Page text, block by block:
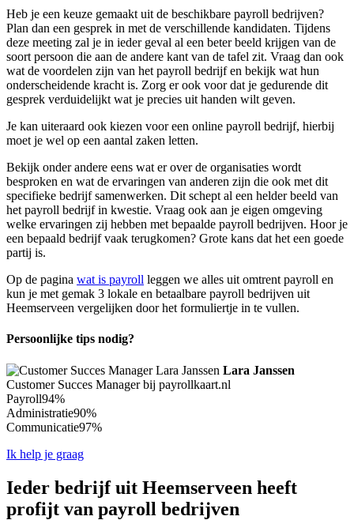
Heb je een keuze gemaakt uit de beschikbare payroll bedrijven?
Plan dan een gesprek in met de verschillende kandidaten. Tijdens
deze meeting zal je in ieder geval al een beter beeld krijgen van de
soort persoon die aan de andere kant van de tafel zit. Vraag dan ook
wat de voordelen zijn van het payroll bedrijf en bekijk wat hun
onderscheidende kracht is. Zorg er ook voor dat je gedurende dit
gesprek verduidelijkt wat je precies uit handen wilt geven.
Je kan uiteraard ook kiezen voor een online payroll bedrijf, hierbij
moet je wel op een aantal zaken letten.
Bekijk onder andere eens wat er over de organisaties wordt
besproken en wat de ervaringen van anderen zijn die ook met dit
specifieke bedrijf samenwerken. Dit schept al een helder beeld van
het payroll bedrijf in kwestie. Vraag ook aan je eigen omgeving
welke ervaringen zij hebben met bepaalde payroll bedrijven. Hoor je
een bepaald bedrijf vaak terugkomen? Grote kans dat het een goede
partij is.
Op de pagina wat is payroll leggen we alles uit omtrent payroll en
kun je met gemak 3 lokale en betaalbare payroll bedrijven uit
Heemserveen vergelijken door het formuliertje in te vullen.
Persoonlijke tips nodig?
Lara Janssen
Customer Succes Manager bij payrollkaart.nl
Payroll94%
Administratie90%
Communicatie97%
Ik help je graag
Ieder bedrijf uit Heemserveen heeft
profijt van payroll bedrijven